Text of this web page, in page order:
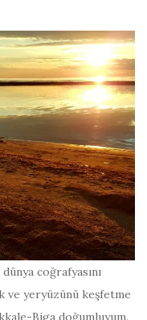
coğrafyasını
ve yeryüzünü keşfetme
Biga doğumluyum.